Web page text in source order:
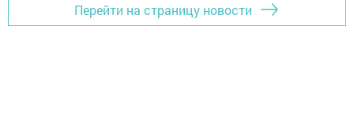
Перейти на страницу новости